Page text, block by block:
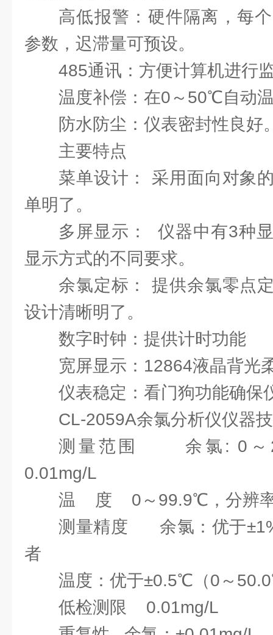
高低报警：硬件隔离，每
参数，迟滞量可预设。
485通讯：方便计算机进行
温度补偿：在0～50℃自动
防水防尘：仪表密封性良好
主要特点
菜单设计： 采用面向对象
单明了。
多屏显示： 仪器中有3种
显示方式的不同要求。
余氯定标： 提供余氯零点
设计清晰明了。
数字时钟：提供计时功能
宽屏显示：12864液晶背光
仪表稳定：看门狗功能确保
CL-2059A余氯分析仪仪器
测量范围 余氯: 0～
0.01mg/L
温 度 0～99.9℃，分辨
测量精度 余氯：优于
者
温度：优于±0.5℃（0～
低检测限 0.01mg/L